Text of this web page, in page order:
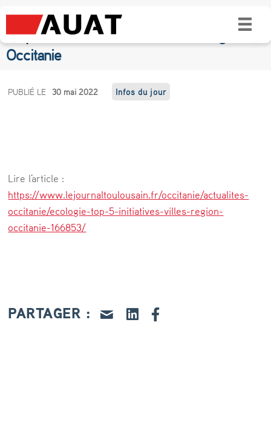
Écologie : Top 5 des initiatives éco-
responsables dans les villes de la région
Occitanie
É
o
g
i
e
p
PUBLIÉ LE 30 mai 2022 Infos du jour
Lire l'article :
https://www.lejournaltoulousain.fr/occitanie/actualites-
occitanie/ecologie-top-5-initiatives-villes-region-
occitanie-166853/
PARTAGER :